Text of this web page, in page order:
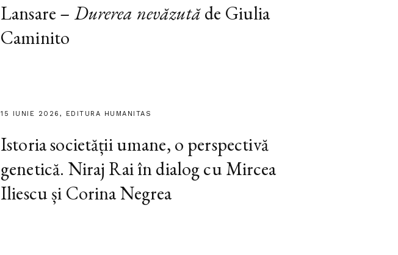
Lansare – Durerea nevăzutăde Giulia
Caminito
15 IUNIE 2026, EDITURA HUMANITAS
Istoria societății umane, o perspectivă
genetică. Niraj Rai în dialog cu Mircea
Iliescu și Corina Negrea